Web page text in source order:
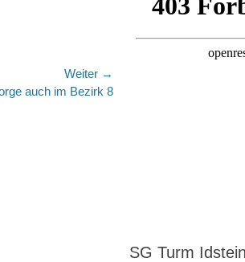
Weiter →
auch im Bezirk 8
SG Turm